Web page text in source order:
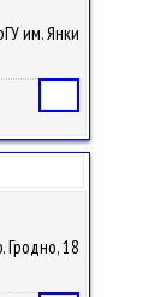
им. Янки
18